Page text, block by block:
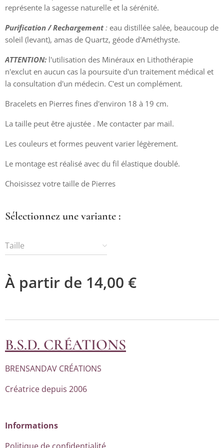
représente la sagesse naturelle et la sérénité.
Purification / Rechargement: eau distillée salée, beaucoup de
soleil (levant), amas de Quartz, géode d'Améthyste.
ATTENTION: l'utilisation des Minéraux en Lithothérapie
n'exclut en aucun cas la poursuite d'un traitement médical et
la consultation d'un médecin. C'est un complément.
Bracelets en Pierres fines d'environ 18 à 19 cm.
La taille peut être ajustée . Me contacter par mail.
Les couleurs et formes peuvent varier légèrement.
Le montage est réalisé avec du fil élastique doublé.
Choisissez votre taille de Pierres
Sélectionnez une variante :
Taille
À partir de 14,00 €
B.S.D. CRÉATIONS
BRENSANDAV CRÉATIONS
Créatrice depuis 2006
Informations